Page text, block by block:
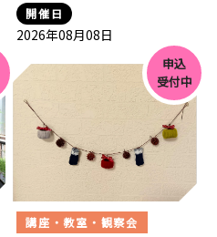
開催日
2026年08月08日
申込
受付中
講座・教室・観察会